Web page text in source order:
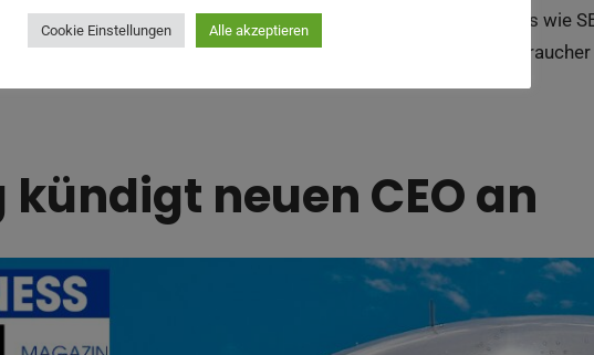
sicherzustellen. Darüber hinaus bevorzugt Google Online-Shops wie
Dies platziert die Plattform in den Top-Positionen, wenn
kündigt neuen CEO an
Cookie Einstellungen Alle akzeptieren